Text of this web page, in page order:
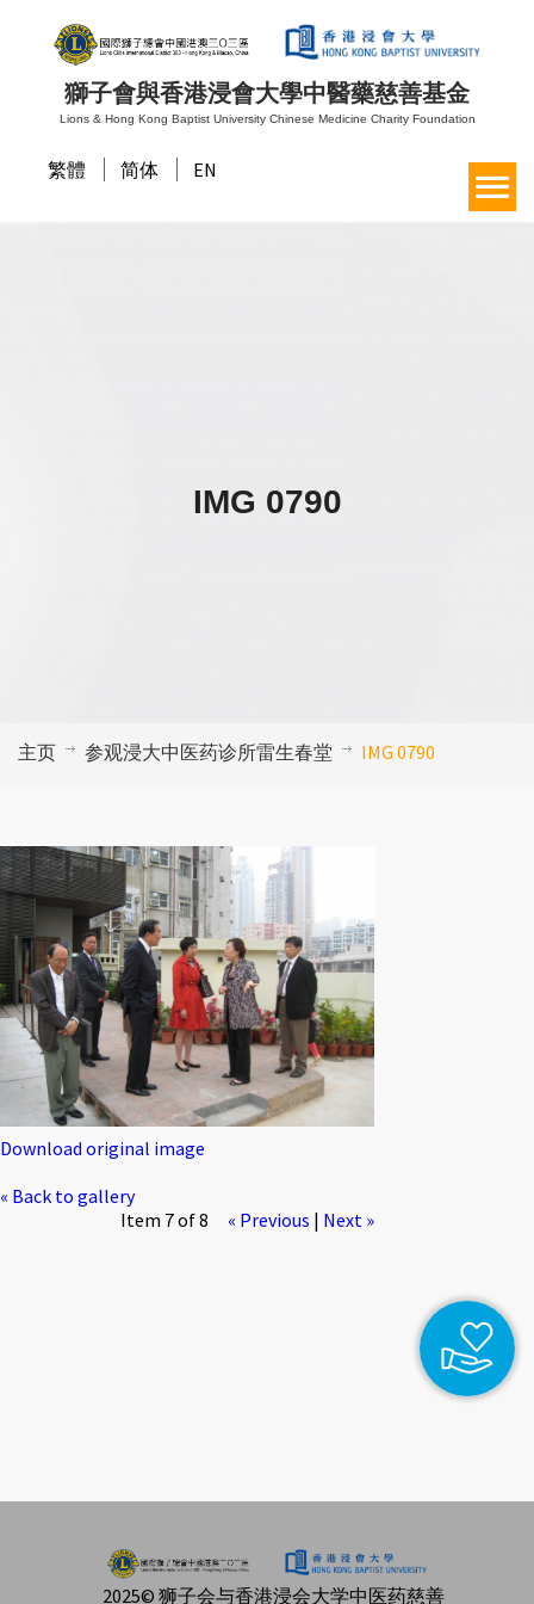
獅子會與香港浸會大學中醫藥慈善基金
Lions & Hong Kong Baptist University Chinese Medicine Charity Foundation
繁體 简体 EN
IMG 0790
主页 参观浸大中医药诊所雷生春堂 IMG 0790
Download original image
« Back to gallery
Item 7 of 8
« Previous | Next »
2025© 狮子会与香港浸会大学中医药慈善